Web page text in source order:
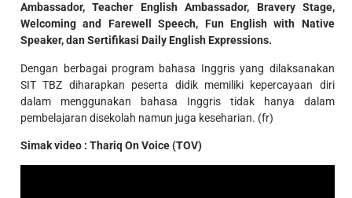
Ambassador, Teacher English Ambassador, Bravery Stage,
Welcoming and Farewell Speech, Fun English with Native
Speaker, dan Sertifikasi Daily English Expressions.
Dengan berbagai program bahasa Inggris yang dilaksanakan
SIT TBZ diharapkan peserta didik memiliki kepercayaan diri
dalam menggunakan bahasa Inggris tidak hanya dalam
pembelajaran disekolah namun juga keseharian. (fr)
Simak video : Thariq On Voice (TOV)